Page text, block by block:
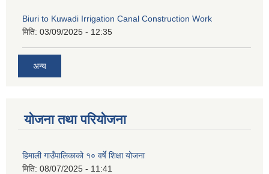
Biuri to Kuwadi Irrigation Canal Construction Work
मिति: 03/09/2025 - 12:35
अन्य
योजना तथा परियोजना
हिमाली गाउँपालिकाको १० वर्षे शिक्षा योजना
मिति: 08/07/2025 - 11:41